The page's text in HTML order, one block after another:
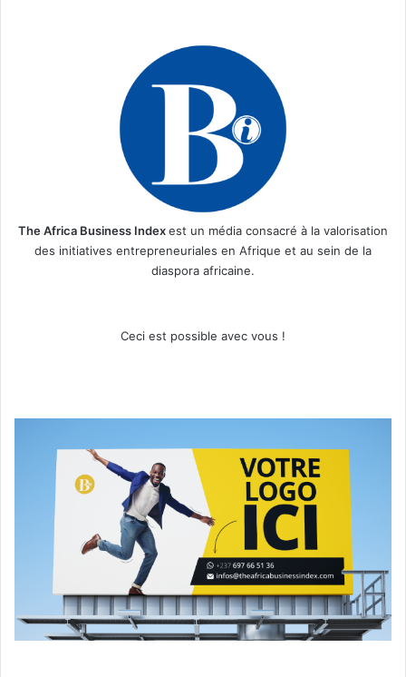
The Africa Business Indexest un média consacré à la valorisation
des initiatives entrepreneuriales en Afrique et au sein de la
diaspora africaine.
Ceci est possible avec vous !